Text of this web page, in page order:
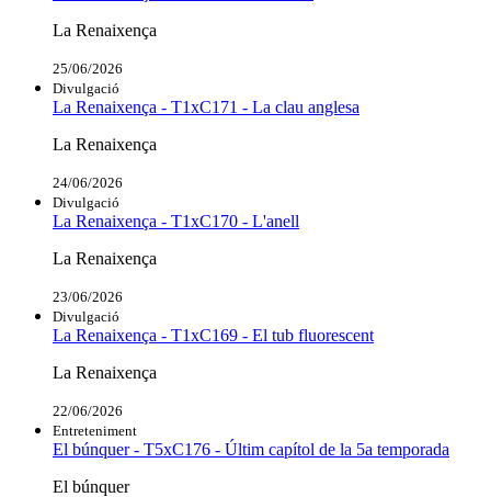
La Renaixença
25/06/2026
Divulgació
La Renaixença - T1xC171 - La clau anglesa
La Renaixença
24/06/2026
Divulgació
La Renaixença - T1xC170 - L'anell
La Renaixença
23/06/2026
Divulgació
La Renaixença - T1xC169 - El tub fluorescent
La Renaixença
22/06/2026
Entreteniment
El búnquer - T5xC176 - Últim capítol de la 5a temporada
El búnquer